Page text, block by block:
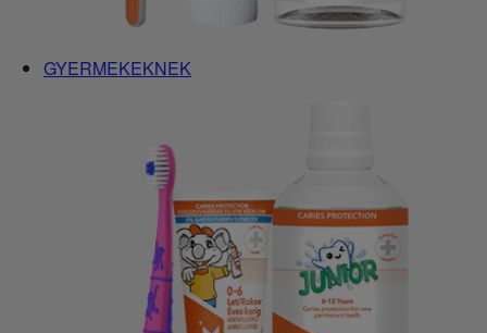
GYERMEKEKNEK